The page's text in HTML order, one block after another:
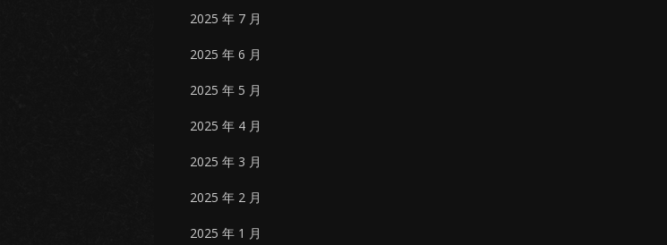
2025 年 7 月
2025 年 6 月
2025 年 5 月
2025 年 4 月
2025 年 3 月
2025 年 2 月
2025 年 1 月